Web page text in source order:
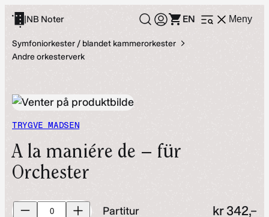
Hopp
innhold
|NB Noter EN Meny
Åpne
Symfoniorkester / blandet kammerorkester
Andre orkesterverk
TRYGVE MADSEN
A la maniére de – für
Orchester
Partitur
Partitur kr342,–